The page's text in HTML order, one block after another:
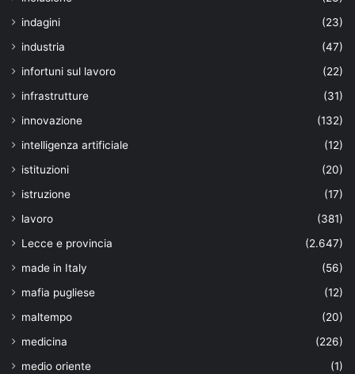
indagini
(23)
industria
(47)
infortuni sul lavoro
(22)
infrastrutture
(31)
innovazione
(132)
intelligenza artificiale
(12)
istituzioni
(20)
istruzione
(17)
lavoro
(381)
Lecce e provincia
(2.647)
made in Italy
(56)
mafia pugliese
(12)
maltempo
(20)
medicina
(226)
medio oriente
(1)